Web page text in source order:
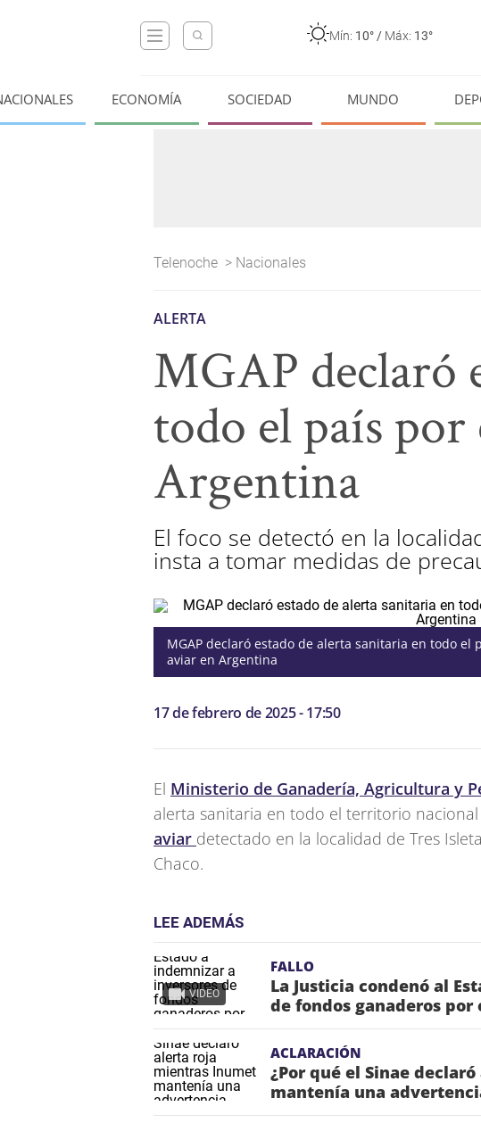
Mín: 10° / Máx: 13°
ECONOMÍA SOCIEDAD MUNDO
Telenoche > Nacionales
ALERTA
MGAP declaró
todo el país por
Argentina
El foco se detectó en la
insta a tomar medidas de
MGAP declaró estado de alerta sanitaria en todo el
aviar en Argentina
17 de febrero de 2025 - 17:50
El Ministerio de Ganadería, Agricultura y
alerta sanitaria en todo el territorio
aviar detectado en la localidad de Tres
Chaco.
LEE ADEMÁS
VIDEO
FALLO
La Justicia condenó al
de fondos ganaderos
ACLARACIÓN
¿Por qué el Sinae
mantenía una